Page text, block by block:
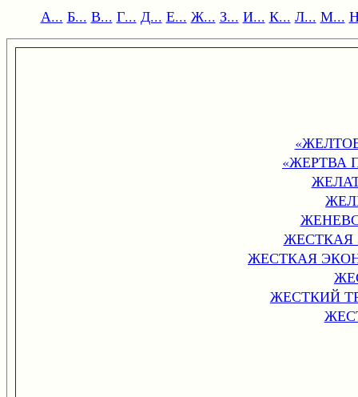
А... Б... В... Г... Д... Е... Ж... З... И... К... Л... М...
«ЖЕРТВА
ЖЕСТКАЯ
ЖЕСТКАЯ
ЖЕСТКИЙ